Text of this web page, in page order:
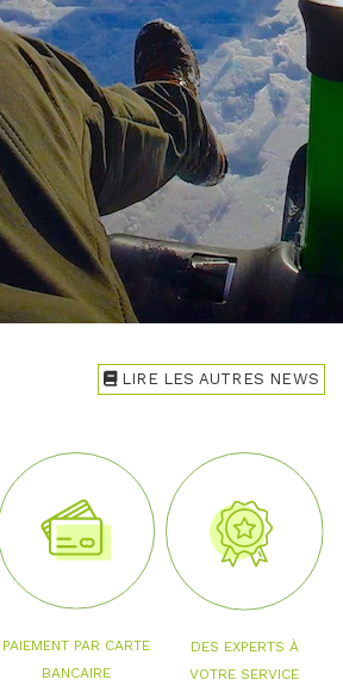
LIRE LES AUTRES NEWS
PAIEMENT PAR CARTE
BANCAIRE
DES EXPERTS À
VOTRE SERVICE